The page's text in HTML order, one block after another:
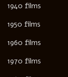
1940 films
1950 films
1960 films
1970 films